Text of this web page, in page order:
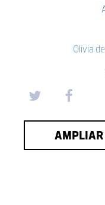
Olivia
AMPLIAR